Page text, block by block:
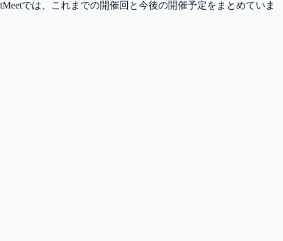
では、これまでの開催回と今後の開催予定をまとめていま